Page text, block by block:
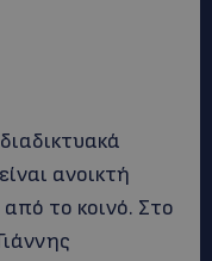
ανοικτή
το κοινό. Στο